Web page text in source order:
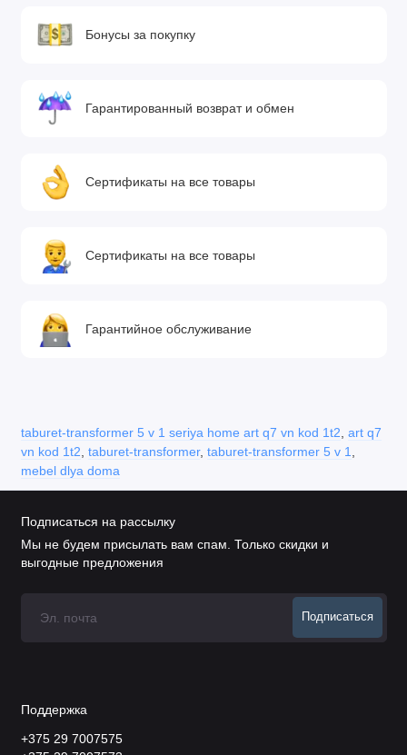
Бонусы за покупку
Гарантированный возврат и обмен
Сертификаты на все товары
Сертификаты на все товары
Гарантийное обслуживание
taburet-transformer 5 v 1 seriya home art q7 vn kod 1t2 art q7
vn kod 1t2 taburet-transformer, taburet-transformer 5 v 1
mebel dlya doma
Подписаться на рассылку
Мы не будем присылать вам спам. Только скидки и
выгодные предложения
Подписаться
Поддержка
+375 29 7007575